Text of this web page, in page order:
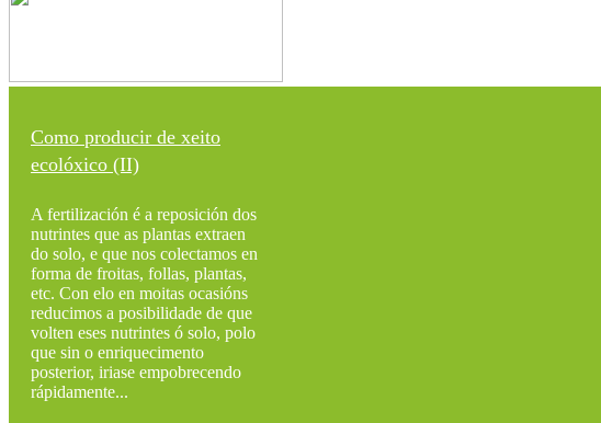
Como producir de xeito
ecolóxico (II)
A fertilización é a reposición dos
nutrintes que as plantas extraen
do solo, e que nos colectamos en
forma de froitas, follas, plantas,
etc. Con elo en moitas ocasións
reducimos a posibilidade de que
volten eses nutrintes ó solo, polo
que sin o enriquecimento
posterior, iriase empobrecendo
rápidamente...